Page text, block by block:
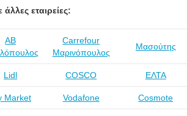
εταιρείες:
ΑΒ
Carrefour
Μαρινόπουλος
Μασούτης
Lidl COSCO ΕΛΤΑ
Market Vodafone Cosmote